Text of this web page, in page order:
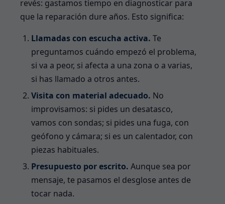
revés: gastamos tiempo en diagnosticar para
que la reparación dure años. Esto significa:
Llamadas con escucha activa. Te
preguntamos cuándo empezó el problema,
si va a peor, si afecta a una zona o a varias,
si has llamado a otros antes.
Visita con material adecuado. No
improvisamos: si pides un desatasco,
vamos con sondas; si pides una fuga, con
geófono y cámara; si es un calentador, con
piezas habituales.
Presupuesto por escrito. Aunque sea por
mensaje, te pasamos el desglose antes de
tocar nada.